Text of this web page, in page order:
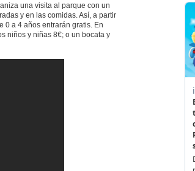
una visita al parque con un
y en las comidas. Así, a partir
0 a 4 años entrarán gratis. En
niños y niñas 8€; o un bocata y